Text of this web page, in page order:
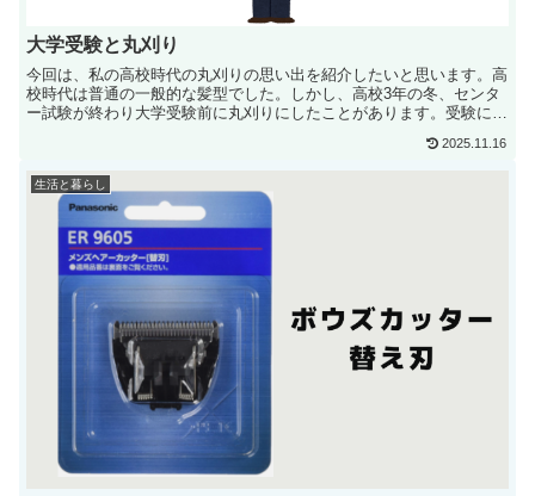
大学受験と丸刈り
今回は、私の高校時代の丸刈りの思い出を紹介したいと思います。高
校時代は普通の一般的な髪型でした。しかし、高校3年の冬、センタ
ー試験が終わり大学受験前に丸刈りにしたことがあります。受験に向
2025.11.16
生活と暮らし